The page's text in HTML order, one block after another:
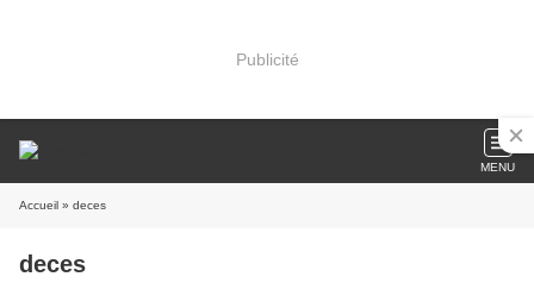
Publicité
MENU
Accueil » deces
deces